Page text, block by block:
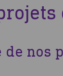
de nos